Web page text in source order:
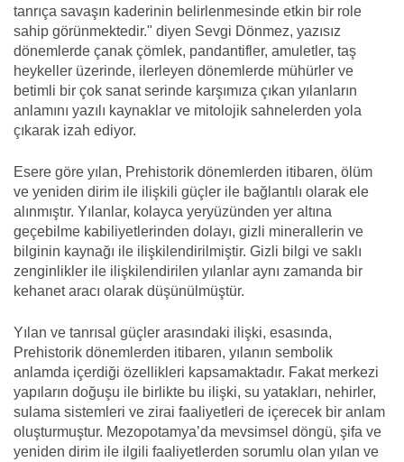
tanrıça savaşın kaderinin belirlenmesinde etkin bir role
sahip görünmektedir." diyen Sevgi Dönmez, yazısız
dönemlerde çanak çömlek, pandantifler, amuletler, taş
heykeller üzerinde, ilerleyen dönemlerde mühürler ve
betimli bir çok sanat serinde karşımıza çıkan yılanların
anlamını yazılı kaynaklar ve mitolojik sahnelerden yola
çıkarak izah ediyor.
Esere göre yılan, Prehistorik dönemlerden itibaren, ölüm
ve yeniden dirim ile ilişkili güçler ile bağlantılı olarak ele
alınmıştır. Yılanlar, kolayca yeryüzünden yer altına
geçebilme kabiliyetlerinden dolayı, gizli minerallerin ve
bilginin kaynağı ile ilişkilendirilmiştir. Gizli bilgi ve saklı
zenginlikler ile ilişkilendirilen yılanlar aynı zamanda bir
kehanet aracı olarak düşünülmüştür.
Yılan ve tanrısal güçler arasındaki ilişki, esasında,
Prehistorik dönemlerden itibaren, yılanın sembolik
anlamda içerdiği özellikleri kapsamaktadır. Fakat merkezi
yapıların doğuşu ile birlikte bu ilişki, su yatakları, nehirler,
sulama sistemleri ve zirai faaliyetleri de içerecek bir anlam
oluşturmuştur. Mezopotamya’da mevsimsel döngü, şifa ve
yeniden dirim ile ilgili faaliyetlerden sorumlu olan yılan ve